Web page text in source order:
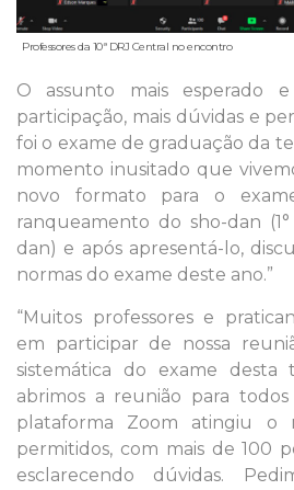
Professores da 10ª DRJ Central no encontro
O assunto mais esperado
participação, mais dúvidas e
foi o exame de graduação da
momento inusitado que
novo formato para o
ranqueamento do sho-dan
dan) e após apresentá-lo,
normas do exame deste ano.”
“Muitos professores e
em participar de nossa
sistemática do exame desta
abrimos a reunião para
plataforma Zoom atingiu o
permitidos, com mais de 100
esclarecendo dúvidas.